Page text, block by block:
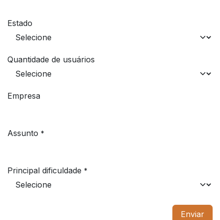
Estado
Quantidade de usuários
Empresa
Assunto *
Principal dificuldade *
Enviar